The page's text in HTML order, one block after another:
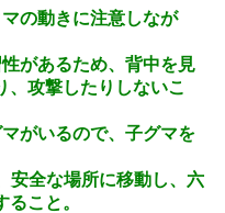
の動きに注意しなが
があるため、背中を見
、攻撃したりしないこ
がいるので、子グマを
安全な場所に移動し、六
こと。